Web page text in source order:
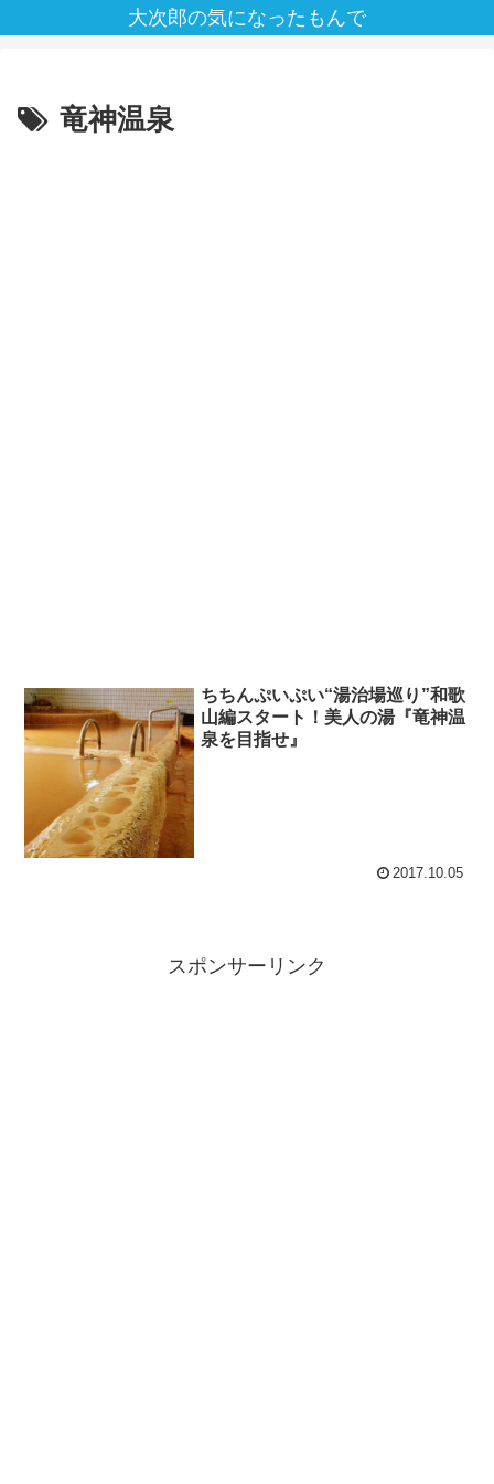
大次郎の気になったもんで
竜神温泉
ちちんぷいぷい“湯治場巡り”和歌
山編スタート！美人の湯『竜神温
泉を目指せ』
2017.10.05
スポンサーリンク